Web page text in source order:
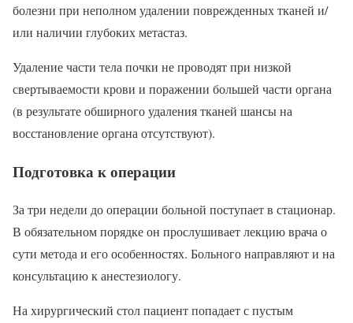
болезни при неполном удалении поврежденных тканей и/
или наличии глубоких метастаз.
Удаление части тела почки не проводят при низкой
свертываемости крови и поражении большей части органа
(в результате обширного удаления тканей шансы на
восстановление органа отсутствуют).
Подготовка к операции
За три недели до операции больной поступает в стационар.
В обязательном порядке он прослушивает лекцию врача о
сути метода и его особенностях. Больного направляют и на
консультацию к анестезиологу.
На хирургический стол пациент попадает с пустым